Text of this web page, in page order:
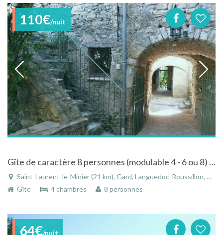
110€/nuit
Gîte de caractère 8 personnes (modulable 4 - 6 ou 8) En pleine nature
Saint-Laurent-le-Minier (21 km), Gard, Languedoc-Roussillon, Occitanie, France
Gîte
4 chambres 8 personnes
64€/nuit